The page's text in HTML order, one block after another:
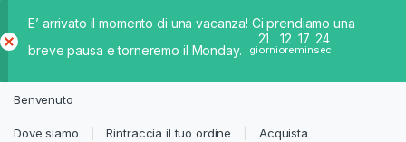
E’ arrivato il momento di una vacanza! Ci prendiamo una
breve pausa e torneremo il Monday.
21
giorni
12
ore
17
min
24
sec
iud
Benvenuto
Dove siamo Rintraccia il tuo ordine Acquista